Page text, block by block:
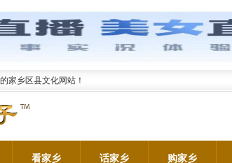
家乡区县文化网站！
看家乡 话家乡 购家乡